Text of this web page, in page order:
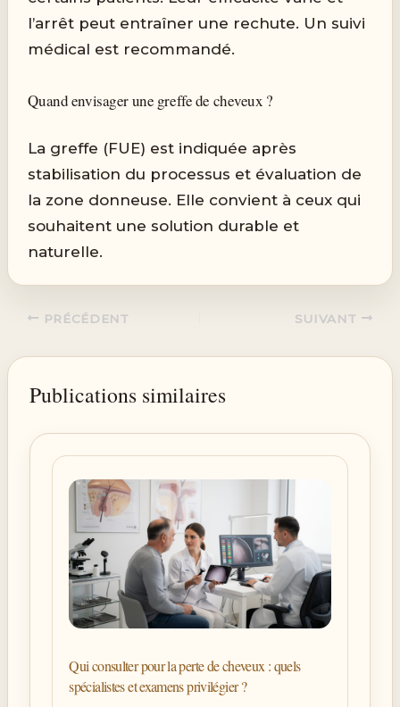
l’arrêt peut entraîner une rechute. Un suivi
médical est recommandé.
Quand envisager une greffe de cheveux ?
La greffe (FUE) est indiquée après
stabilisation du processus et évaluation de
la zone donneuse. Elle convient à ceux qui
souhaitent une solution durable et
naturelle.
PRÉCÉDENT SUIVANT
Publications similaires
Qui consulter pour la perte de cheveux : quels
spécialistes et examens privilégier ?